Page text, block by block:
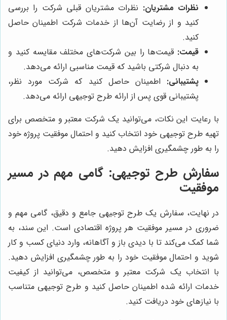
نظرات مشتریان: نظرات مشتریان قبلی شرکت را بررسی
کنید و از رضایت آن‌ها از خدمات شرکت اطمینان حاصل
کنید.
قیمت: قیمت‌ها را بین شرکت‌های مختلف مقایسه کنید و
به دنبال شرکتی باشید که قیمت مناسبی ارائه می‌دهد.
پشتیبانی: اطمینان حاصل کنید که شرکت مورد نظر،
پشتیبانی قوی پس از ارائه طرح توجیهی ارائه می‌دهد.
با رعایت این نکات، می‌توانید یک شرکت معتبر و متخصص برای
تهیه طرح توجیهی خود انتخاب کنید و احتمال موفقیت پروژه خود
را به طور چشمگیری افزایش دهید.
سفارش طرح توجیهی: گامی مهم در مسیر
موفقیت
در نهایت، سفارش یک طرح توجیهی جامع و دقیق، گامی مهم و
ضروری در مسیر موفقیت هر پروژه اقتصادی است. این سند، به
شما کمک می‌کند تا با دیدی باز و آگاهانه، وارد دنیای کسب و کار
شوید و احتمال موفقیت خود را به طور چشمگیری افزایش دهید.
با انتخاب یک شرکت معتبر و متخصص، می‌توانید از کیفیت
خدمات ارائه شده اطمینان حاصل کنید و طرح توجیهی متناسب
با نیازهای خود دریافت کنید.